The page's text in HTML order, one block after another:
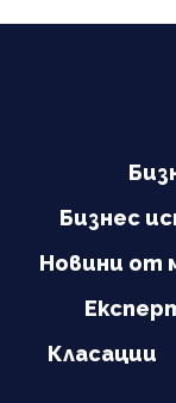
Бизнес
Новини от
Класации